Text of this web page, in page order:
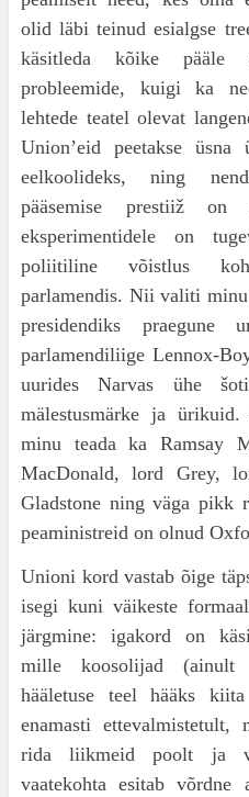
olid läbi teinud esialgse
käsitleda kõike pääle
probleemide, kuigi ka
lehtede teatel olevat
Union’eid peetakse
eelkoolideks, ning
pääsemise prestiiž
eksperimentidele on
poliitiline võistlus
parlamendis. Nii valiti
presidendiks praegune
parlamendiliige Lennox-
uurides Nar­vas ühe
mälestusmärke ja
minu teada ka Ramsay
MacDonald, lord Grey,
Gladstone ning väga
peaministreid on olnud
Unioni kord vastab õige
isegi kuni väikeste
järgmine: igakord on
mille koosolijad
hääletuse teel hääks
enamasti
rida liikmeid poolt ja
vaatekohta esitab